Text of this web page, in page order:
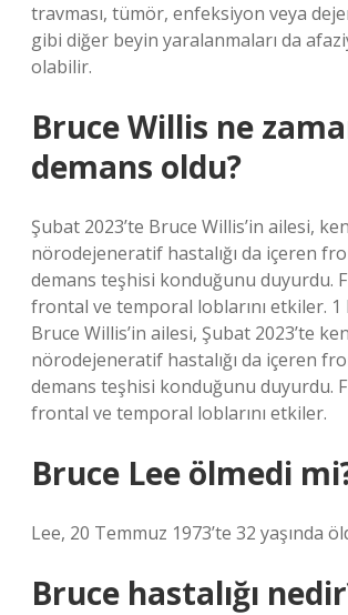
travması, tümör, enfeksiyon veya
gibi diğer beyin yaralanmaları da
olabilir.
Bruce Willis ne
demans oldu?
Şubat 2023’te Bruce Willis’in ailesi,
nörodejeneratif hastalığı da içeren
demans teşhisi konduğunu duyurdu.
frontal ve temporal loblarını etkiler. 1
Bruce Willis’in ailesi, Şubat 2023’te
nörodejeneratif hastalığı da içeren
demans teşhisi konduğunu duyurdu.
frontal ve temporal loblarını etkiler.
Bruce Lee ölmedi
Lee, 20 Temmuz 1973’te 32 yaşında
Bruce hastalığı